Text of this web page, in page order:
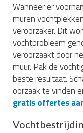
Wanneer er
muren
veroorzaker. Dit
vochtprobleem
veroorzaakt door
muur. Pak de
beste resultaat.
oorzaak te vinden
gratis offertes